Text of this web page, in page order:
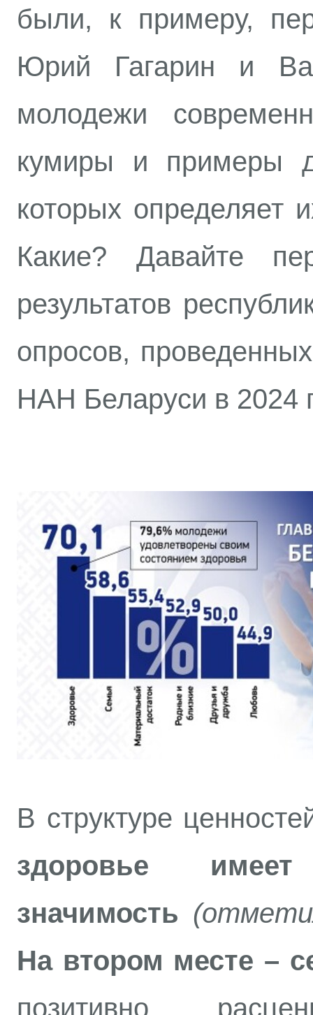
были, к примеру,
Юрий Гагарин и
молодежи
кумиры и примеры
которых определяет
Какие? Давайте
результатов
опросов,
НАН Беларуси в 2024
В структуре
здоровье
значимость
На втором месте –
позитивно